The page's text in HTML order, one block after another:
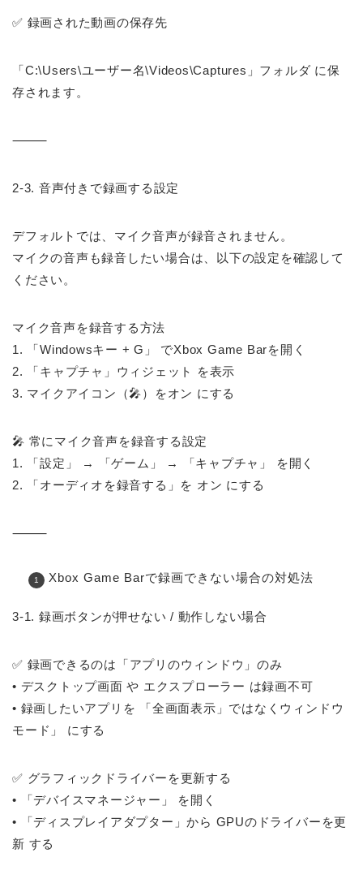
✅ 録画された動画の保存先
「C:\Users\ユーザー名\Videos\Captures」フォルダ に保
存されます。
⸻
2-3. 音声付きで録画する設定
デフォルトでは、マイク音声が録音されません。
マイクの音声も録音したい場合は、以下の設定を確認して
ください。
マイク音声を録音する方法
1. 「Windowsキー + G」 でXbox Game Barを開く
2. 「キャプチャ」ウィジェット を表示
3. マイクアイコン（🎤）をオン にする
🎤 常にマイク音声を録音する設定
1. 「設定」 → 「ゲーム」 → 「キャプチャ」 を開く
2. 「オーディオを録音する」を オン にする
⸻
Xbox Game Barで録画できない場合の対処法
3-1. 録画ボタンが押せない / 動作しない場合
✅ 録画できるのは「アプリのウィンドウ」のみ
• デスクトップ画面 や エクスプローラー は録画不可
• 録画したいアプリを 「全画面表示」ではなくウィンドウ
モード」 にする
✅ グラフィックドライバーを更新する
• 「デバイスマネージャー」 を開く
• 「ディスプレイアダプター」から GPUのドライバーを更
新 する